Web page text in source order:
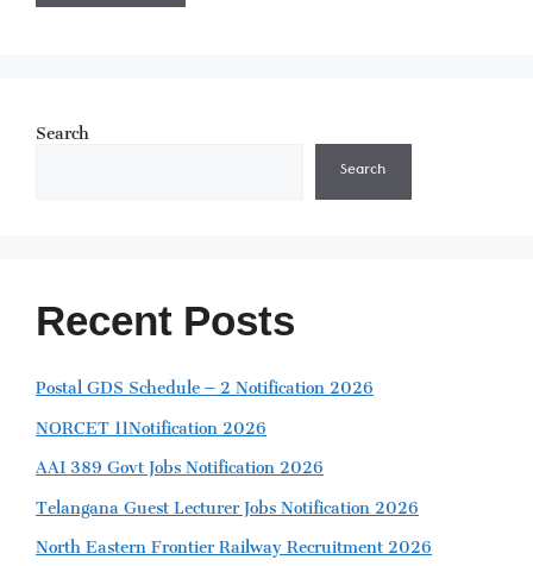
Search
Search
Recent Posts
Postal GDS Schedule – 2 Notification 2026
NORCET 11Notification 2026
AAI 389 Govt Jobs Notification 2026
Telangana Guest Lecturer Jobs Notification 2026
North Eastern Frontier Railway Recruitment 2026